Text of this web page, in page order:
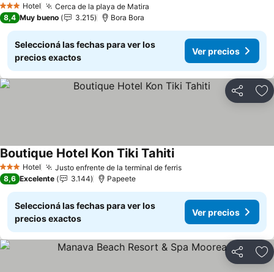
3 Estrellas
Hotel Cerca de la playa de Matira
8,4 Muy bueno 3.215 Bora Bora
Seleccioná las fechas para ver los
precios exactos
Ver precios
Compartir
3 Estrellas
Hotel Justo enfrente de la terminal de ferrisVer precios
Boutique Hotel Kon Tiki TahitiVer precios
8,6 Excelente 3.144 Papeete
Seleccioná las fechas para ver los
precios exactos
Ver precios
Compartir